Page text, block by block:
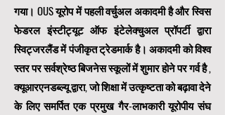
गया। OUS यूरोप में पहली वर्चुअल अकादमी है और स्विस
फेडरल इंस्टीट्यूट ऑफ इंटेलेक्चुअल प्रॉपर्टी द्वारा
स्विट्जरलैंड में पंजीकृत ट्रेडमार्क है। अकादमी को विश्व
स्तर पर सर्वश्रेष्ठ बिजनेस स्कूलों में शुमार होने पर गर्व है,
क्यूआरएनडब्ल्यू द्वारा, जो शिक्षा में उत्कृष्टता को बढ़ावा देने
के लिए समर्पित एकप्रमुख गैर-लाभकारी यूरोपीय संघ